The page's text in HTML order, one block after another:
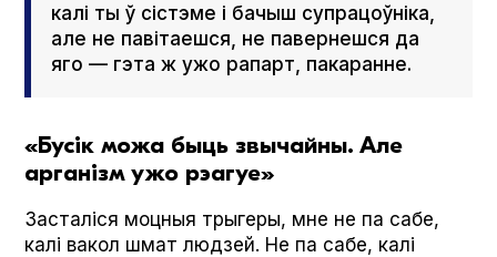
калі ты ў сістэме і бачыш супрацоўніка,
але не павітаешся, не павернешся да
яго — гэта ж ужо рапарт, пакаранне.
«Бусік можа быць звычайны. Але
арганізм ужо рэагуе»
Засталіся моцныя трыгеры, мне не па сабе,
калі вакол шмат людзей. Не па сабе, калі